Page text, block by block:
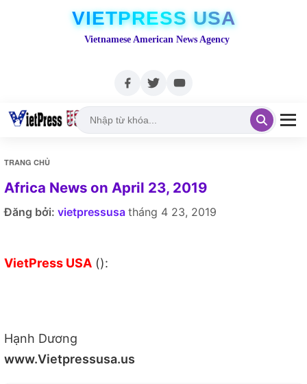
VIETPRESS USA
Vietnamese American News Agency
TRANG CHỦ
Africa News on April 23, 2019
Đăng bởi: vietpressusa tháng 4 23, 2019
VietPress USA ():
Hạnh Dương
www.Vietpressusa.us